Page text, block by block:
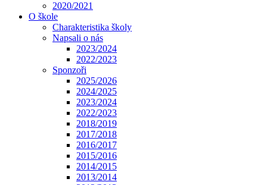
2020/2021
O škole
Charakteristika školy
Napsali o nás
2023/2024
2022/2023
Sponzoři
2025/2026
2024/2025
2023/2024
2022/2023
2018/2019
2017/2018
2016/2017
2015/2016
2014/2015
2013/2014